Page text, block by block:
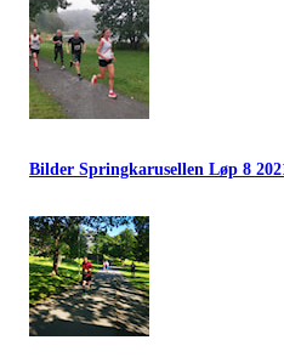
Bilder Springkarusellen Løp 8